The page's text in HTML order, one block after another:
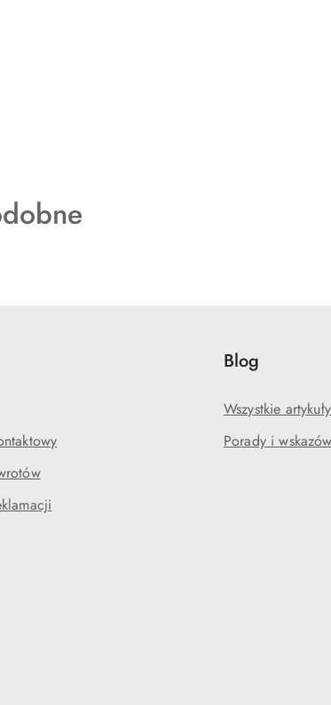
Blog
Wszystkie artykuły
Porady i